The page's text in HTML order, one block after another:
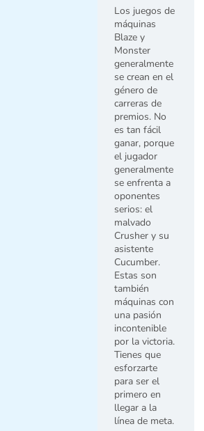
Los juegos de
máquinas
Blaze y
Monster
generalmente
se crean en el
género de
carreras de
premios. No
es tan fácil
ganar, porque
el jugador
generalmente
se enfrenta a
oponentes
serios: el
malvado
Crusher y su
asistente
Cucumber.
Estas son
también
máquinas con
una pasión
incontenible
por la victoria.
Tienes que
esforzarte
para ser el
primero en
llegar a la
línea de meta.